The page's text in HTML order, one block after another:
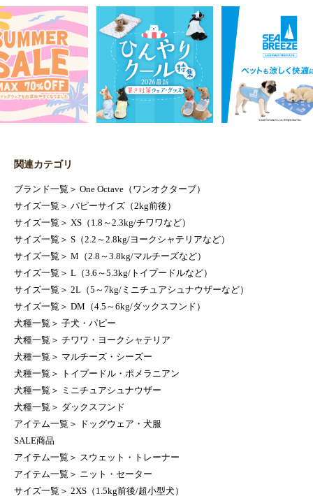
関連カテゴリ
ブランド一覧 ＞ One Octave（ワンオクターブ）
サイズ一覧 ＞ パピーサイズ（2kg前後）
サイズ一覧 ＞ XS（1.8～2.3kg/チワワなど）
サイズ一覧 ＞ S（2.2～2.8kg/ヨークシャテリアなど）
サイズ一覧 ＞ M（2.8～3.8kg/マルチーズなど）
サイズ一覧 ＞ L（3.6～5.3kg/トイプードルなど）
サイズ一覧 ＞ 2L（5～7kg/ミニチュアシュナウザーなど）
サイズ一覧 ＞ DM（4.5～6kg/ダックスフンド）
犬種一覧 ＞ 子犬・パピー
犬種一覧 ＞ チワワ・ヨークシャテリア
犬種一覧 ＞ マルチーズ・シーズー
犬種一覧 ＞
トイプードル・ポメラニアン
犬種一覧 ＞
ミニチュアシュナウザー
犬種一覧 ＞ ダックスフンド
アイテム一覧 ＞
ドッグウェア・犬服
SALE商品
アイテム一覧 ＞ スウェット・トレーナー
アイテム一覧 ＞ ニット・セーター
サイズ一覧 ＞ 2XS（1.5kg前後/超小型犬）